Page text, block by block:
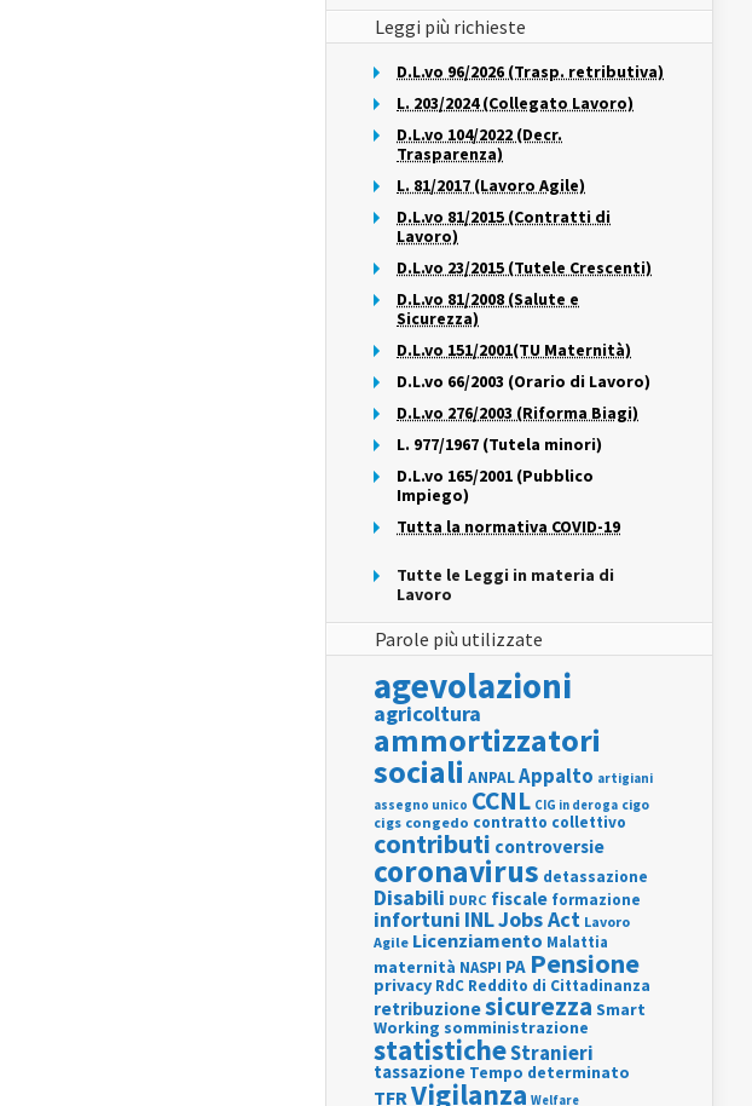
Leggi più richieste
D.L.vo 96/2026 (Trasp. retributiva)
L. 203/2024 (Collegato Lavoro)
D.L.vo 104/2022 (Decr.
Trasparenza)
L. 81/2017 (Lavoro Agile)
D.L.vo 81/2015 (Contratti di
Lavoro)
D.L.vo 23/2015 (Tutele Crescenti)
D.L.vo 81/2008 (Salute e
Sicurezza)
D.L.vo 151/2001(TU Maternità)
D.L.vo 66/2003 (Orario di Lavoro)
D.L.vo 276/2003 (Riforma Biagi)
L. 977/1967 (Tutela minori)
D.L.vo 165/2001 (Pubblico
Impiego)
Tutta la normativa COVID-19
Tutte le Leggi in materia di
Lavoro
Parole più utilizzate
agevolazioni
agricoltura
ammortizzatori
sociali ANPALAppalto artigiani
assegno unico CCNL CIG in deroga cigo
cigs congedo contratto collettivo
contributi controversie
coronavirus detassazione
Disabili DURC fiscale formazione
infortuni INLJobs Act Lavoro
Agile Licenziamento Malattia
maternità NASPI PA Pensione
privacy RdC Reddito di Cittadinanza
retribuzionesicurezza Smart
Working somministrazione
statisticheStranieri
tassazione Tempo determinato
TFRVigilanza Welfare